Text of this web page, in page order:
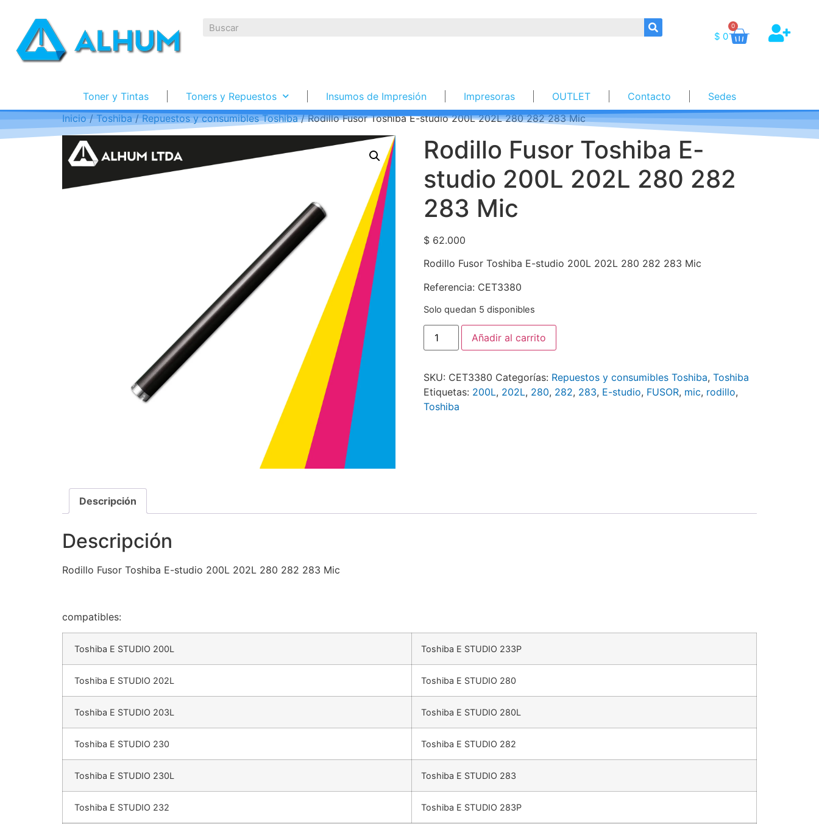
$ 0
0
Toner y Tintas Toners y Repuestos Insumos de Impresión Impresoras OUTLET Contacto
Sedes
Inicio/Toshiba/Repuestos y consumibles Toshiba/ Rodillo Fusor Toshiba E-studio 200L 202L 280 282 283 Mic
Rodillo Fusor Toshiba E-
studio 200L 202L 280 282
283 Mic
$62.000
Rodillo Fusor Toshiba E-studio 200L 202L 280 282 283 Mic
Referencia: CET3380
Solo quedan 5 disponibles
Añadir al carrito
SKU: CET3380 Categorías: Repuestos y consumibles Toshiba, Toshiba
Etiquetas: 200L, 202L, 280, 282, 283, E-studio, FUSOR, mic, rodillo,
Toshiba
Descripción
Descripción
Rodillo Fusor Toshiba E-studio 200L 202L 280 282 283 Mic
compatibles:
Toshiba E STUDIO 200L Toshiba E STUDIO 233P
Toshiba E STUDIO 202L Toshiba E STUDIO 280
Toshiba E STUDIO 203L Toshiba E STUDIO 280L
Toshiba E STUDIO 230 Toshiba E STUDIO 282
Toshiba E STUDIO 230L Toshiba E STUDIO 283
Toshiba E STUDIO 232 Toshiba E STUDIO 283P